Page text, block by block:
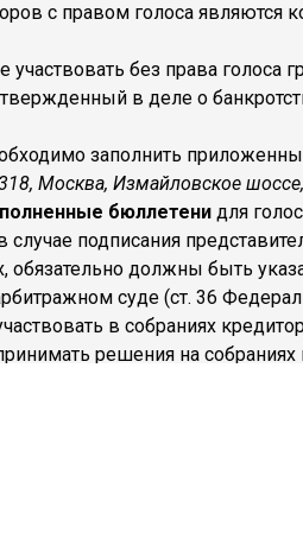
с правом голоса
без права голоса
в деле о
заполнить
Москва, Измайловское
бюллетени для
подписания
обязательно должны быть
суде (ст. 36
в собраниях
решения на